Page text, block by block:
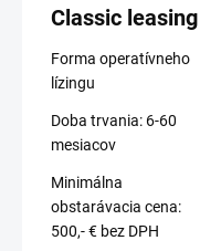
Classic leasing
Forma operatívneho
lízingu
Doba trvania: 6-60
mesiacov
Minimálna
obstarávacia cena:
500,- € bez DPH